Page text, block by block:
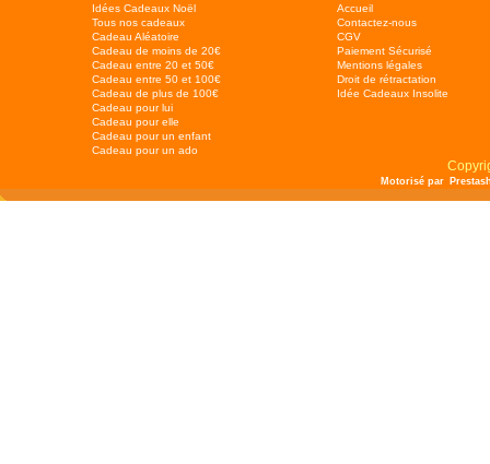
Idées Cadeaux Noël
Tous nos cadeaux
Cadeau Aléatoire
Cadeau de moins de 20€
Cadeau entre 20 et 50€
Cadeau entre 50 et 100€
Cadeau de plus de 100€
Cadeau pour lui
Cadeau pour elle
Cadeau pour un enfant
Cadeau pour un ado
Accueil
Contactez-nous
CGV
Paiement Sécurisé
Mentions légales
Droit de rétractation
Idée Cadeaux Insolite
Motorisé par